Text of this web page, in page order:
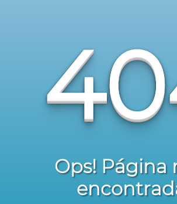
Ops! Página